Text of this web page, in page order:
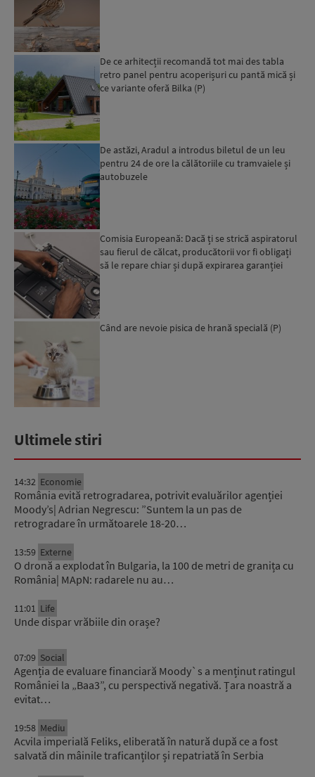
De ce arhitecții recomandă tot mai des tabla
retro panel pentru acoperișuri cu pantă mică și
ce variante oferă Bilka (P)
De astăzi, Aradul a introdus biletul de un leu
pentru 24 de ore la călătoriile cu tramvaiele și
autobuzele
Comisia Europeană: Dacă ți se strică aspiratorul
sau fierul de călcat, producătorii vor fi obligați
să le repare chiar și după expirarea garanției
Când are nevoie pisica de hrană specială (P)
Ultimele stiri
14:32 Economie
România evită retrogradarea, potrivit evaluărilor agenției
Moody’s| Adrian Negrescu: ”Suntem la un pas de
retrogradare în următoarele 18-20…
13:59 Externe
O dronă a explodat în Bulgaria, la 100 de metri de granița cu
România| MApN: radarele nu au…
11:01 Life
Unde dispar vrăbiile din orașe?
07:09 Social
Agenția de evaluare financiară Moody`s a menținut ratingul
României la „Baa3”, cu perspectivă negativă. Țara noastră a
evitat…
19:58 Mediu
Acvila imperială Feliks, eliberată în natură după ce a fost
salvată din mâinile traficanților și repatriată în Serbia